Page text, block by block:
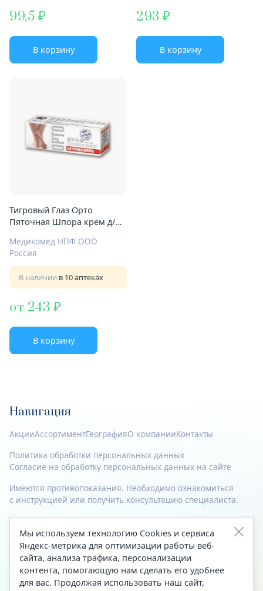
99,5
В корзину
293
В корзину
Тигровый Глаз Орто
Пяточная Шпора крем д/
Медикомед НПФ ООО
Россия
В наличии в 10 аптеках
от 243
В корзину
Навигация
АкцииАссортиментГеографияО компанииКонтакты
Политика обработки персональных данных
Согласие на обработку персональных данных на сайте
Имеются противопоказания. Необходимо ознакомиться
с инструкцией или получить консультацию специалиста.
© 2023—2026 Все права защищены.
Адрес
Архангельск, ул. Папанина, д. 19 (вход в здание со стороны
автоцентра «Тойота»)
Мы используем технологию Cookies и сервиса
Яндекс-метрика для оптимизации работы веб-
сайта, анализа трафика, персонализации
контента, помогающую нам сделать его удобнее
для вас. Продолжая использовать наш сайт,